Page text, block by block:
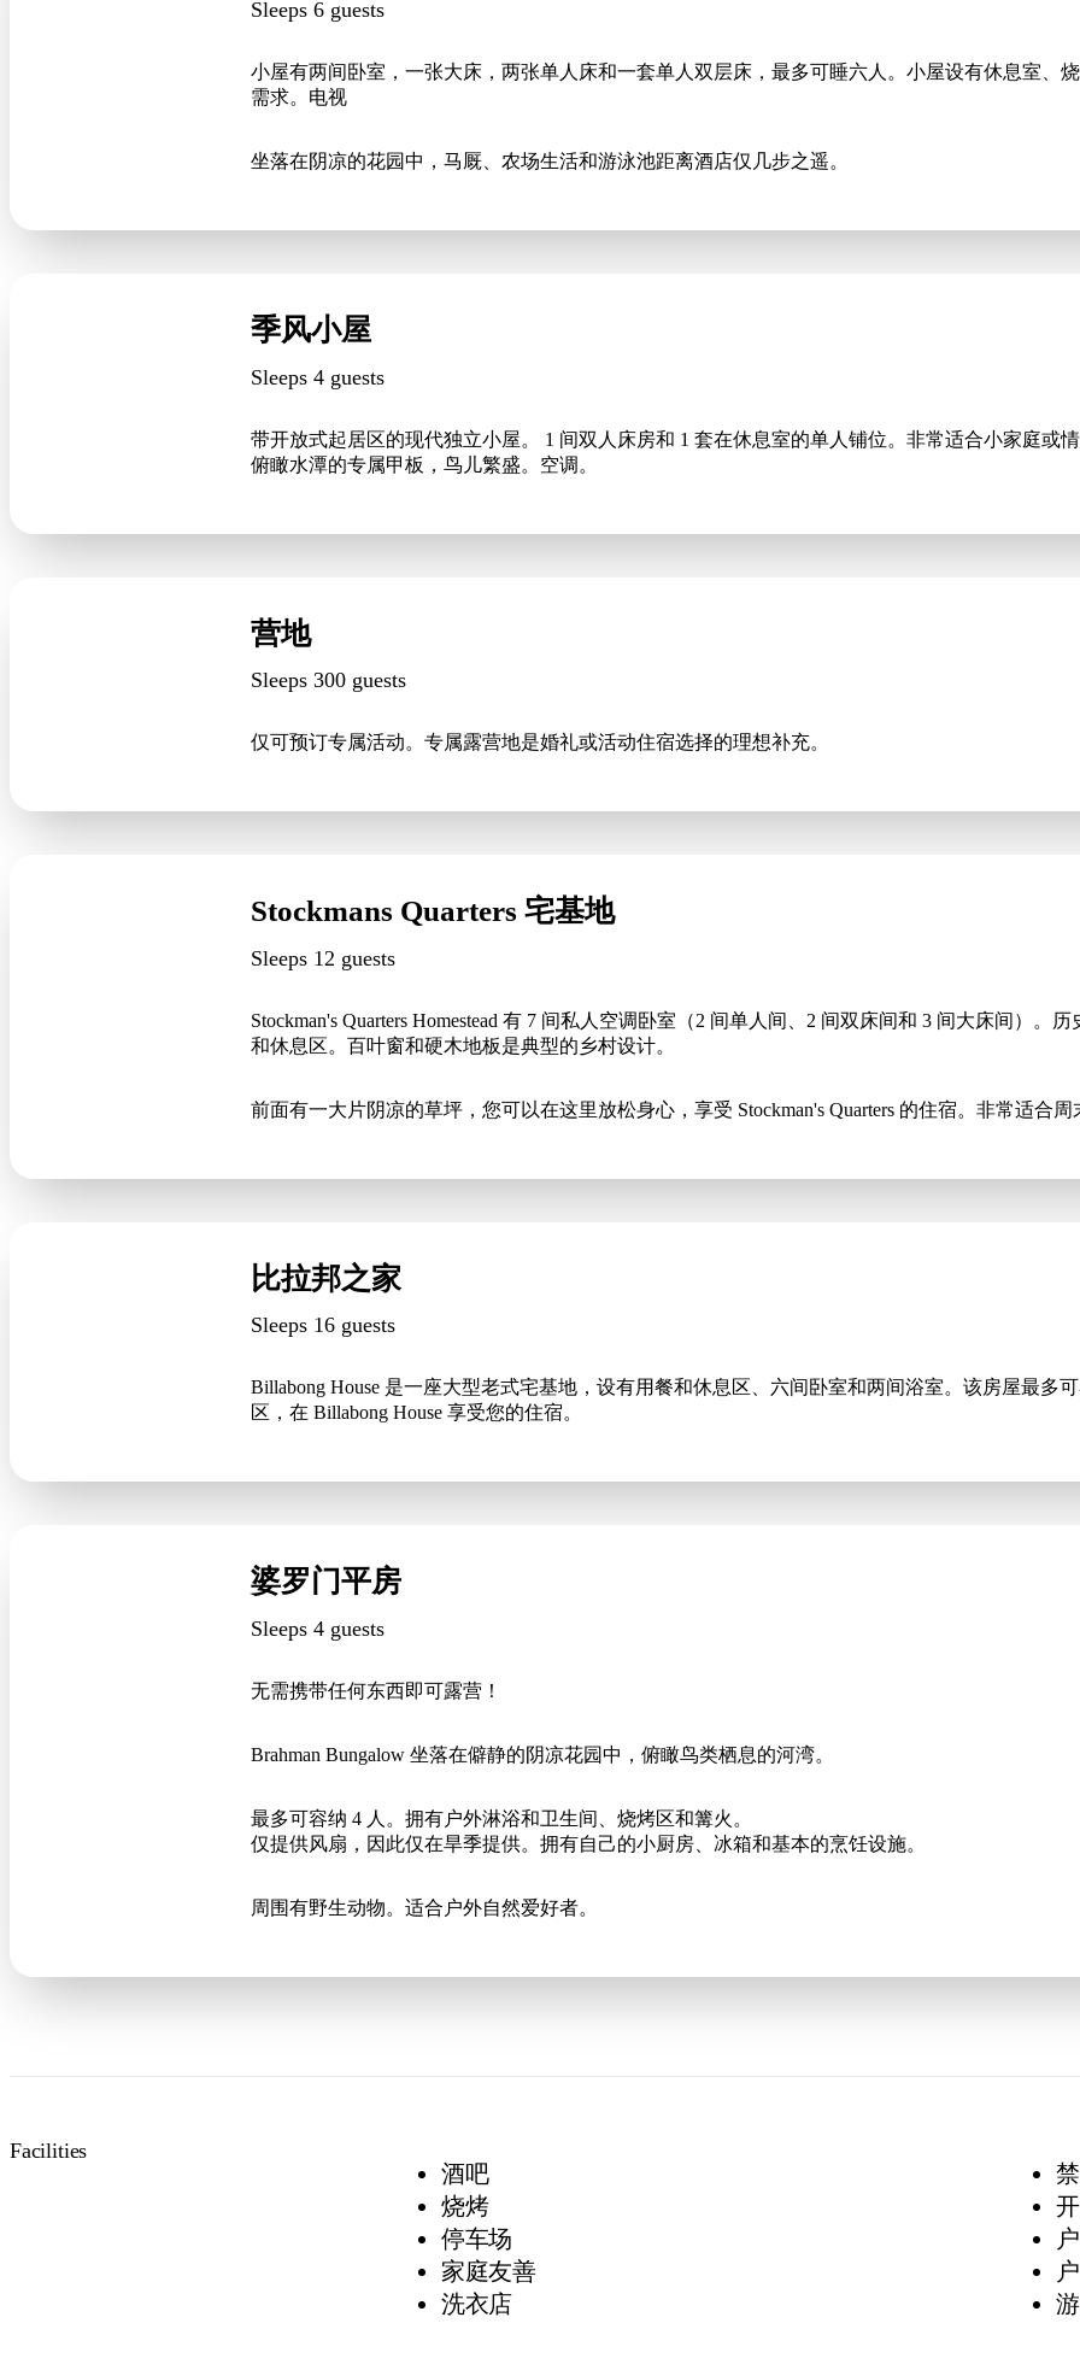
Sleeps 6 guests
小屋有两间卧室，一张大床，两张单人床和一套单人双层床，最多可睡六人。小屋设有休息室、
需求。电视
坐落在阴凉的花园中，马厩、农场生活和游泳池距离酒店仅几步之遥。
季风小屋
Sleeps 4 guests
带开放式起居区的现代独立小屋。 1 间双人床房和 1 套在休息室的单人铺位。非常适合小家庭或
俯瞰水潭的专属甲板，鸟儿繁盛。空调。
营地
Sleeps 300 guests
仅可预订专属活动。专属露营地是婚礼或活动住宿选择的理想补充。
Stockmans Quarters 宅基地
Sleeps 12 guests
Stockman's Quarters Homestead 有 7 间私人空调卧室（2 间单人间、2 间双床间和 3 间大床间）
和休息区。百叶窗和硬木地板是典型的乡村设计。
前面有一大片阴凉的草坪，您可以在这里放松身心，享受 Stockman's Quarters 的住宿。非常适合
比拉邦之家
Sleeps 16 guests
Billabong House 是一座大型老式宅基地，设有用餐和休息区、六间卧室和两间浴室。该房屋最多
区，在 Billabong House 享受您的住宿。
婆罗门平房
Sleeps 4 guests
无需携带任何东西即可露营！
Brahman Bungalow 坐落在僻静的阴凉花园中，俯瞰鸟类栖息的河湾。
最多可容纳 4 人。拥有户外淋浴和卫生间、烧烤区和篝火。
仅提供风扇，因此仅在旱季提供。拥有自己的小厨房、冰箱和基本的烹饪设施。
周围有野生动物。适合户外自然爱好者。
Facilities
酒吧
烧烤
停车场
家庭友善
洗衣店